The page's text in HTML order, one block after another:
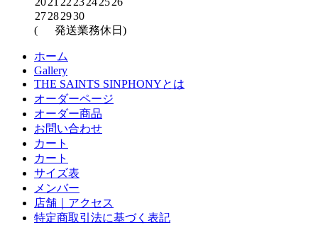
27282930
(
発送業務休日)
ホーム
Gallery
THE SAINTS SINPHONYとは
オーダーページ
オーダー商品
お問い合わせ
カート
カート
サイズ表
メンバー
店舗｜アクセス
特定商取引法に基づく表記